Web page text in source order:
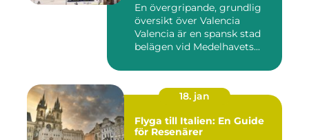
En övergripande, grundlig
översikt över Valencia
Valencia är en spansk stad
belägen vid Medelhavets...
18. jan
Flyga till Italien: En Guide
för Resenärer